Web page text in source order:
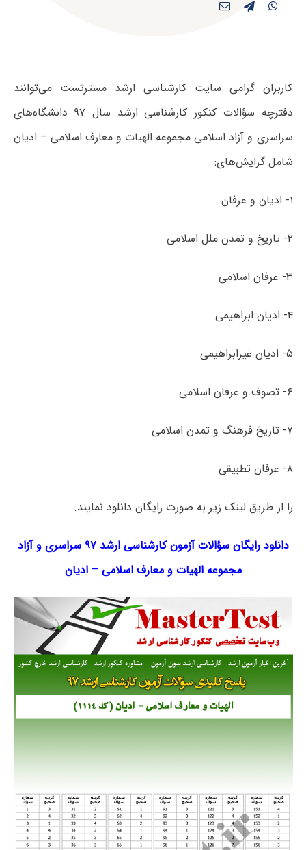
کاربران گرامی سایت کارشناسی ارشد مسترتست می‌توانند
دفترچه سؤالات کنکور کارشناسی ارشد سال ۹۷ دانشگاه‌های
سراسری و آزاد اسلامی مجموعه الهیات و معارف اسلامی – ادیان
شامل گرایش‌های:
۱- ادیان و عرفان
۲- تاریخ و تمدن ملل اسلامی
۳- عرفان اسلامی
۴- ادیان ابراهیمی
۵- ادیان غیرابراهیمی
۶- تصوف و عرفان اسلامی
۷- تاریخ فرهنگ و تمدن اسلامی
۸- عرفان تطبیقی
را از طریق لینک‌ زیر به صورت رایگان دانلود نمایند.
دانلود رایگان سؤالات آزمون کارشناسی ارشد ۹۷ سراسری و آزاد
مجموعهالهیات و معارف اسلامی– ادیان